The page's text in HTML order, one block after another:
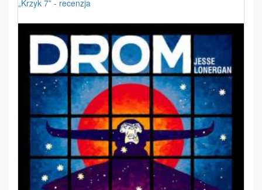
„Krzyk 7” - recenzja